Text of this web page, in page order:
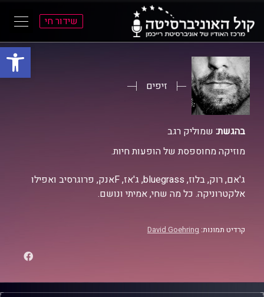
פתח
התפריט
הראשי
התוכן
הראשי
שידור חי
זיפים
בהגשת: שמוליק רגב
מוזיקה מחוספסת של הופעות חיות.
ג'אם, רוק, בלוז, bluegrass, ג'אז, Fאנק, פרוגרסיב ואפילו
אלקטרוניקה. כל מה שחי, אמיתי ונושם.
קרדיט תמונות: David Goehring